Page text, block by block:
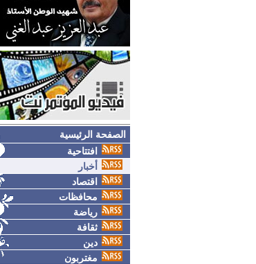
الصفحة الرئيسية
افتتاحية
أخبار
اقتصاد
محافظات
رياضة
ثقافة
دين
مغتربون